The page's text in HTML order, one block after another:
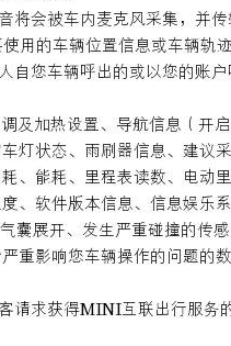
会被车内麦克风采集，并
用的车辆位置信息或车辆轨迹
自您车辆呼出的或以您的
及加热设置、导航信息（
灯状态、雨刷器信息、建
、能耗、里程表读数、电
、软件版本信息、信息娱
展开、发生严重碰撞的传
重影响您车辆操作的问题
请求获得MINI互联出行服